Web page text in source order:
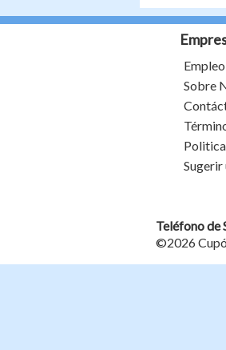
Empleo
Sobre
Sugerir
Teléfono de
©2026